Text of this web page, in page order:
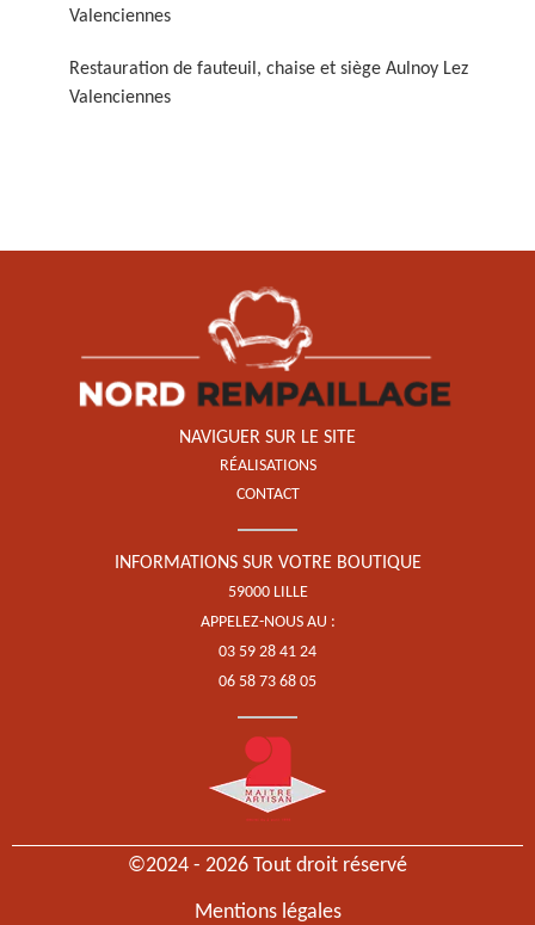
Restauration de fauteuil,
chaise et siège 59
Valenciennes
Restauration de fauteuil, chaise et siège Aulnoy Lez
Valenciennes
NAVIGUER SUR LE SITE
RÉALISATIONS
CONTACT
INFORMATIONS SUR VOTRE BOUTIQUE
59000 LILLE
APPELEZ-NOUS AU :
03 59 28 41 24
06 58 73 68 05
©2024 - 2026 Tout droit réservé
Mentions légales